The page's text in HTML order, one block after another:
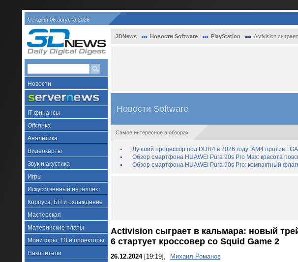
Сегодня 06 августа 2026
Новости
IT-финансы
Offсянка
Аналитика
Видеокарты
Звук и акустика
Игры
Искусственный интеллект
Корпуса, БП и охлаждение
Мастерская
Материнские платы
Мониторы, ТВ и проекторы
Накопители
3DNews Новости Software PlayStation Activision
Новости Software
Самое интересное в обзорах
Лучший процессор под DDR4 в 2026 году: AM4 против
Обзор смартфона HUAWEI Pura 90s Pro Max: красота
Обзор смартфона HUAWEI Pura 90s Pro: компактный
Activision сыграет в кальмара: новый
6 стартует кроссовер со Squid Game 2
26.12.2024[19:19],
Михаил Романов